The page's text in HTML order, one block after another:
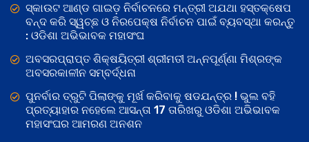
ସ୍କାଉଟ ଆଣ୍ଡ ଗାଇଡ଼ ନିର୍ବାଚନରେ ମନ୍ତ୍ରୀ ଅଯଥା ହସ୍ତକ୍ଷେପ
ବନ୍ଦ କରି ସ୍ୱଚ୍ଛ ଓ ନିରପେକ୍ଷ ନିର୍ବାଚନ ପାଇଁ ବ୍ୟବସ୍ଥା କରନ୍ତୁ
: ଓଡିଶା ଅଭିଭାବକ ମହାସଂଘ
ଅବସରପ୍ରାପ୍ତ ଶିକ୍ଷୟିତ୍ରୀ ଶ୍ରୀମତୀ ଅନ୍ନପୂର୍ଣ୍ଣା ମିଶ୍ରଙ୍କ
ଅବସରକାଳୀନ ସମ୍ବର୍ଦ୍ଧନା
ପୁନର୍ବାର ତ୍ରୁଟି ପିଲାଙ୍କୁ ମୂର୍ଖ କରିବାକୁ ଷଡଯନ୍ତ୍ର ! ଭୁଲ ବହି
ପ୍ରତ୍ୟାହାର ନହେଲେ ଆସନ୍ତା 17 ତାରିଖରୁ ଓଡିଶା ଅଭିଭାବକ
ମହାସଂଘର ଆମରଣ ଅନଶନ